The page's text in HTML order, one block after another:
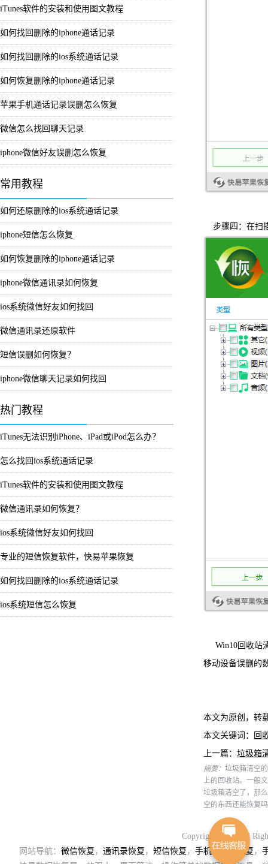
iTunes软件的安装和使用图文教程
如何找回删除的iphone通话记录
如何找回删除的ios系统通话记录
如何恢复删除的iphone通话记录
苹果手机通话记录误删怎么恢复
微信怎么找回聊天记录
iphone微信好友误删怎么恢复
常用教程
如何还原删除的ios系统通话记录
iphone短信怎么恢复
如何恢复删除的iphone通话记录
iphone微信通讯录如何恢复
ios系统微信好友如何找回
微信通讯录还原软件
短信误删如何恢复？
iphone微信聊天记录如何找回
热门教程
iTunes无法识别iPhone、iPad或iPod怎么办？
怎么找回ios系统通话记录
iTunes软件的安装和使用图文教程
微信通讯录如何恢复？
ios系统微信好友如何找回
专业的短信恢复软件，快易苹果恢复
如何找回删除的ios系统通话记录
ios系统短信怎么恢复
步骤四：在扫
Win10回收站
移动设备误删的
本文为原创，转
本文关键词：
回
上一篇： 垃圾箱
摘要： 垃圾箱清空
上的回收站。一般
垃圾箱清空了，那
空的东西还能恢复吗
Copyright 2018. All
网站导航： 微信恢复 ， 通讯录恢复 ， 短信恢复 ， 手机通讯录恢复 ，